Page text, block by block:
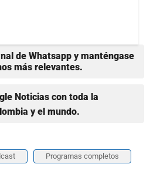
de Whatsapp y manténgase
más relevantes.
Noticias con toda la
y el mundo.
Programas completos